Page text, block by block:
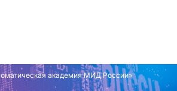
академия МИД России»